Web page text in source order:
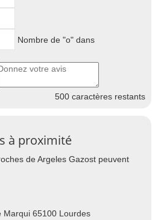
Nombre de "o" dans
500 caractères restants
à proximité
de Argeles Gazost peuvent
Marqui 65100 Lourdes